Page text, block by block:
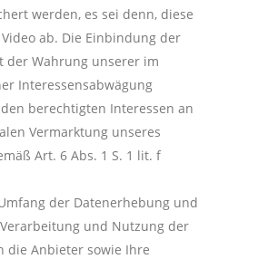
werden, es sei denn, diese
ab. Die Einbindung der
der Wahrung unserer im
Interessensabwägung
berechtigten Interessen an
Vermarktung unseres
Art. 6 Abs. 1 S. 1 lit. f
der Datenerhebung und
und Nutzung der
die Anbieter sowie Ihre